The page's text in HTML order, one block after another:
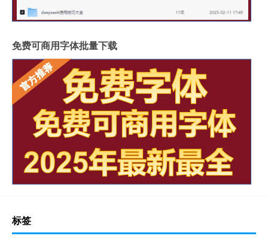
免费可商用字体批量下载
标签